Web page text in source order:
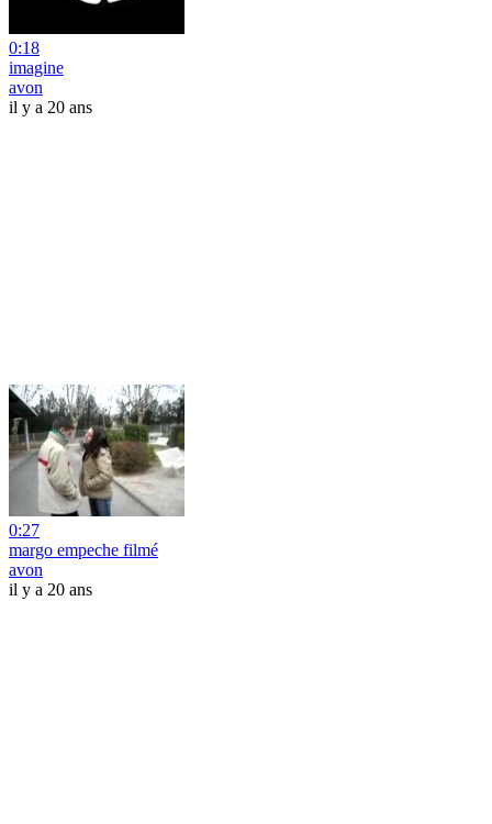
0:18
imagine
avon
il y a 20 ans
0:27
margo empeche filmé
avon
il y a 20 ans